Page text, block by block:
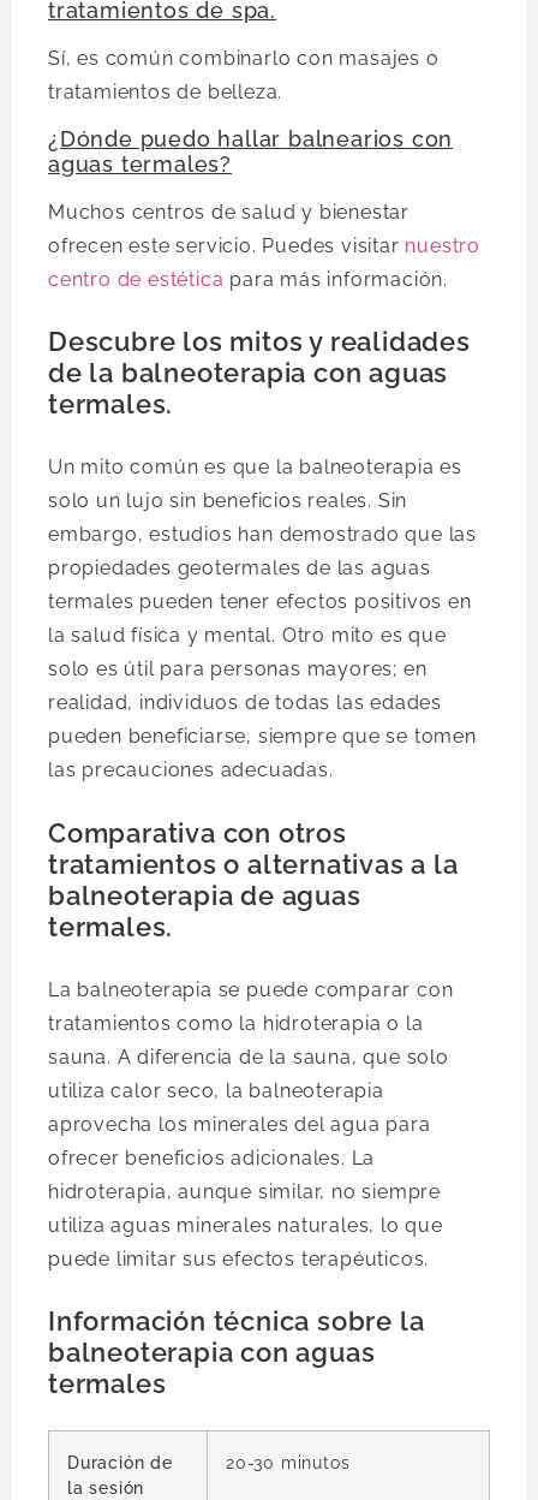
tratamientos de spa.
Sí, es común combinarlo con masajes o
tratamientos de belleza.
¿Dónde puedo hallar balnearios con
aguas termales?
Muchos centros de salud y bienestar
ofrecen este servicio. Puedes visitar nuestro
centro de estética para más información.
Descubre los mitos y realidades
de la balneoterapia con aguas
termales.
Un mito común es que la balneoterapia es
solo un lujo sin beneficios reales. Sin
embargo, estudios han demostrado que las
propiedades geotermales de las aguas
termales pueden tener efectos positivos en
la salud física y mental. Otro mito es que
solo es útil para personas mayores; en
realidad, individuos de todas las edades
pueden beneficiarse, siempre que se tomen
las precauciones adecuadas.
Comparativa con otros
tratamientos o alternativas a la
balneoterapia de aguas
termales.
La balneoterapia se puede comparar con
tratamientos como la hidroterapia o la
sauna. A diferencia de la sauna, que solo
utiliza calor seco, la balneoterapia
aprovecha los minerales del agua para
ofrecer beneficios adicionales. La
hidroterapia, aunque similar, no siempre
utiliza aguas minerales naturales, lo que
puede limitar sus efectos terapéuticos.
Información técnica sobre la
balneoterapia con aguas
termales
Duración de
la sesión
20-30 minutos